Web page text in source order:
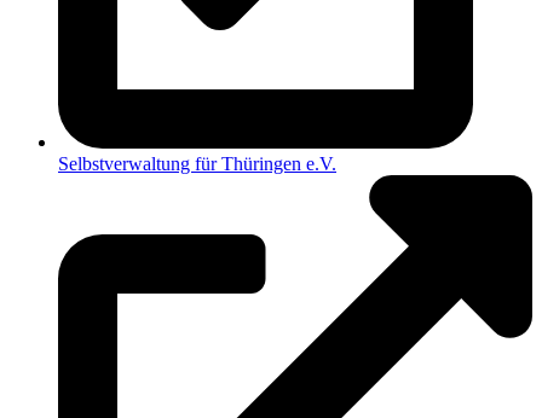
Selbstverwaltung für Thüringen e.V.